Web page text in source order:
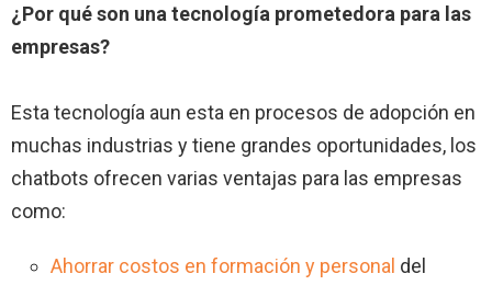
¿Por qué son una tecnología prometedora para las
empresas?
Esta tecnología aun esta en procesos de adopción en
muchas industrias y tiene grandes oportunidades, los
chatbots ofrecen varias ventajas para las empresas
como:
Ahorrar costos en formación y personal del